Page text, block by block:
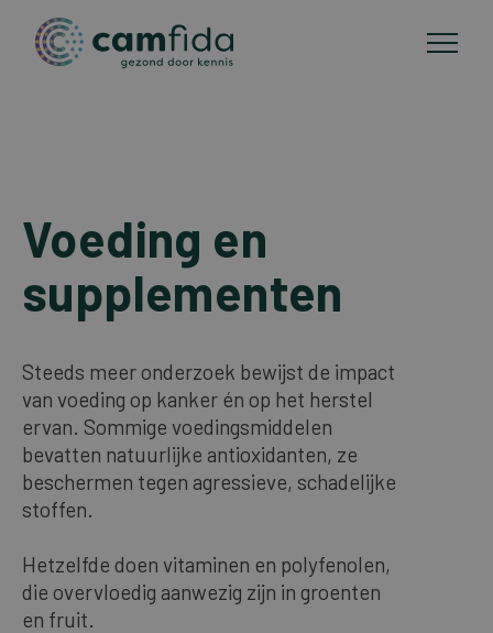
naar
inhoud
Voeding en
supplementen
Steeds meer onderzoek bewijst de impact
van voeding op kanker én op het herstel
ervan. Sommige voedingsmiddelen
bevatten natuurlijke antioxidanten, ze
beschermen tegen agressieve, schadelijke
stoffen.
Hetzelfde doen vitaminen en polyfenolen,
die overvloedig aanwezig zijn in groenten
en fruit.
CAM-methoden
Publicaties
Over Camfida
Contact
DUTCH